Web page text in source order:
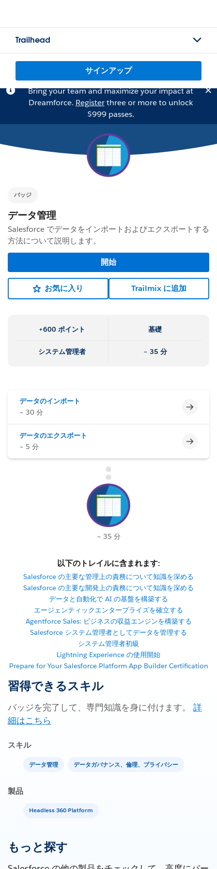
Trailhead
サインアップ
Bring your team and maximize your impact at
Dreamforce. Registerthree or more to unlock
$999 passes.
バッジ
データ管理
Salesforce でデータをインポートおよびエクスポートする
方法について説明します。
開始
お気に入り Trailmix に追加
+600 ポイント 基礎
システム管理者 ~ 35 分
データのインポート
~ 30 分
未完了
データのエクスポート
~ 5 分
未完了
~ 35 分
以下のトレイルに含まれます:
Salesforce の主要な管理上の責務について知識を深める
Salesforce の主要な開発上の責務について知識を深める
データと自動化で AI の基盤を構築する
エージェンティックエンタープライズを確立する
Agentforce Sales: ビジネスの収益エンジンを構築する
Salesforce システム管理者としてデータを管理する
システム管理者初級
Lightning Experience の使用開始
Prepare for Your Salesforce Platform App Builder Certification
習得できるスキル
バッジを完了して、専門知識を身に付けます。 詳
細はこちら
スキル
データ管理 データガバナンス、倫理、プライバシー
製品
Headless 360 Platform
もっと探す